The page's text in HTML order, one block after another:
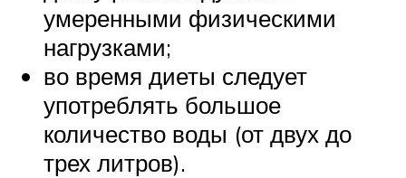
умеренными физическими
нагрузками;
во время диеты следует
употреблять большое
количество воды (от двух до
трех литров).